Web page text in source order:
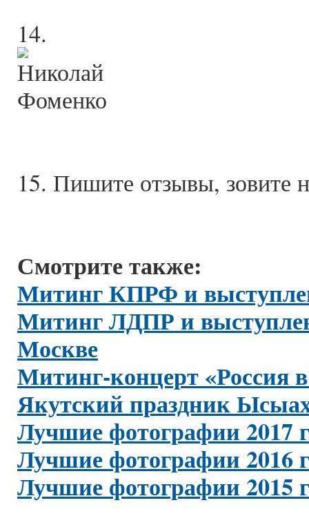
14.
15. Пишите отзывы, зовите
Смотрите также:
Митинг КПРФ и
Митинг ЛДПР и
Москве
Митинг-концерт «Россия
Якутский праздник
Лучшие фотографии 2017
Лучшие фотографии 2016
Лучшие фотографии 2015